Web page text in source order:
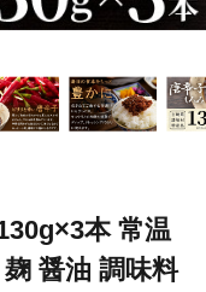
本 常温
醤油 調味料